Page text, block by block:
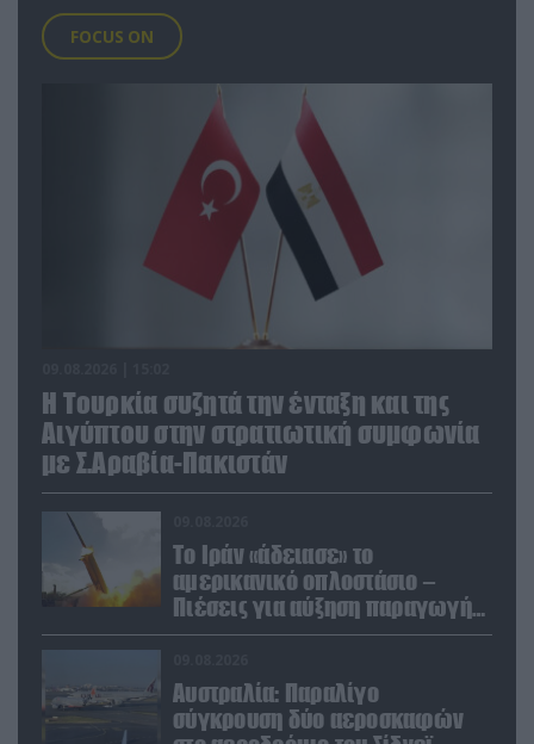
FOCUS ON
Η Τουρκία συζητά την ένταξη και της
Αιγύπτου στην στρατιωτική συμφωνία
με Σ.Αραβία-Πακιστάν
Το Ιράν «άδειασε» το
αμερικανικό οπλοστάσιο –
Πιέσεις για αύξηση παραγωγής
Patriot και THAAD
Αυστραλία: Παραλίγο
σύγκρουση δύο αεροσκαφών